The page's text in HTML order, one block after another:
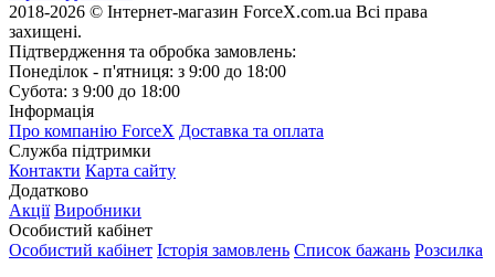
2018-2026 © Інтернет-магазин ForceX.com.ua Всі права
захищені.
Підтвердження та обробка замовлень:
Понеділок - п'ятниця: з 9:00 до 18:00
Субота: з 9:00 до 18:00
Інформація
Про компанію ForceX Доставка та оплата
Служба підтримки
Контакти Карта сайту
Додатково
Акції Виробники
Особистий кабінет
Особистий кабінет Історія замовлень Список бажань Розсилка